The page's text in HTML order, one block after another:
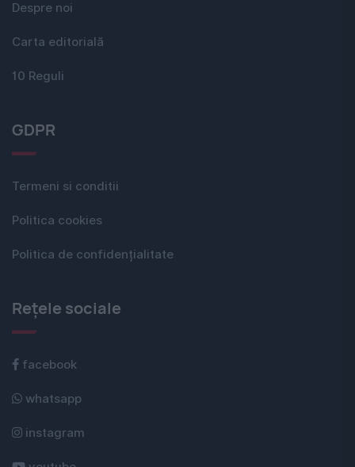
Despre noi
Carta editorială
10 Reguli
GDPR
Termeni si conditii
Politica cookies
Politica de confidențialitate
Rețele sociale
facebook
whatsapp
instagram